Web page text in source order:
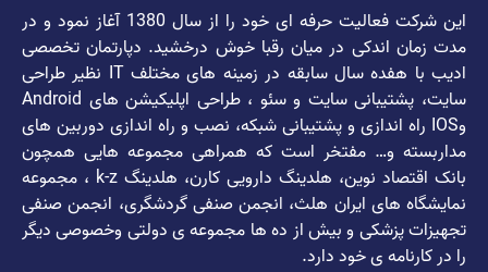
این شرکت فعالیت حرفه ای خود را از سال 1380 آغاز نمود و در
مدت زمان اندکی در میان رقبا خوش درخشید. دپارتمان تخصصی
ادیب با هفده سال سابقه در زمینه های مختلف IT نظیر طراحی
سایت، پشتیبانی سایت و سئو ، طراحی اپلیکیشن های Android
وIOS راه اندازی و پشتیبانی شبکه، نصب و راه اندازی دوربین های
مداربسته و… مفتخر است که همراهی مجموعه هایی همچون
بانک اقتصاد نوین، هلدینگ دارویی کارن، هلدینگ k-z ، مجموعه
نمایشگاه های ایران هلث، انجمن صنفی گردشگری، انجمن صنفی
تجهیزات پزشکی و بیش از ده ها مجموعه ی دولتی وخصوصی دیگر
را در کارنامه ی خود دارد.